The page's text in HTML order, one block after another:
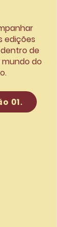
edições
de
do
01.